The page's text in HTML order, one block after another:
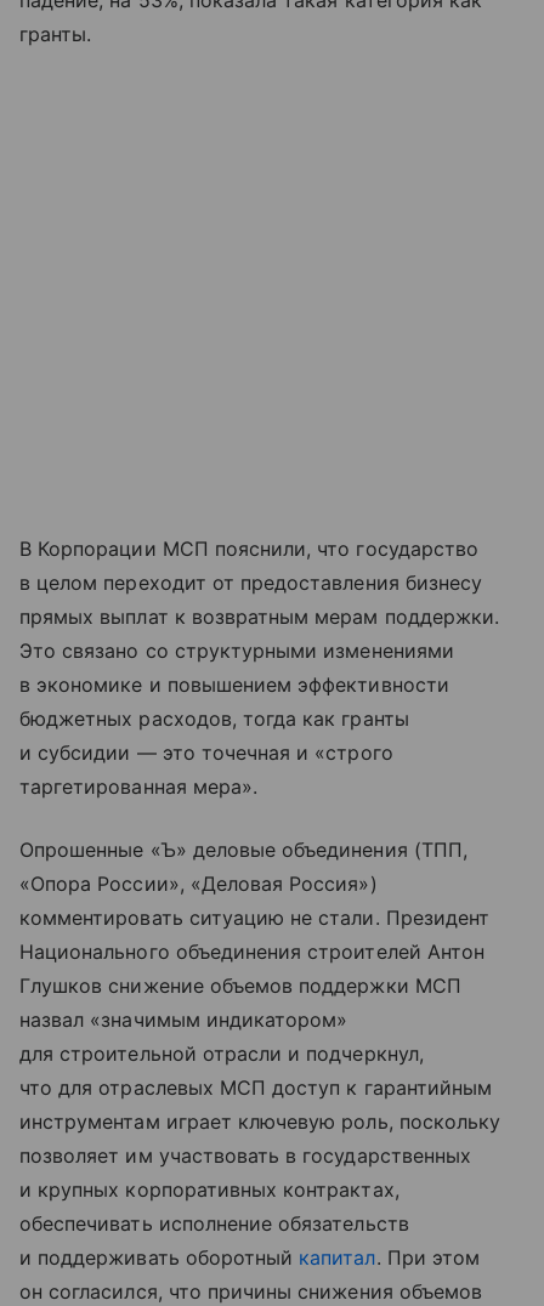
гранты.
В Корпорации МСП пояснили, что государство
в целом переходит от предоставления бизнесу
прямых выплат к возвратным мерам поддержки.
Это связано со структурными изменениями
в экономике и повышением эффективности
бюджетных расходов, тогда как гранты
и субсидии — это точечная и «строго
таргетированная мера».
Опрошенные «Ъ» деловые объединения (ТПП,
«Опора России», «Деловая Россия»)
комментировать ситуацию не стали. Президент
Национального объединения строителей Антон
Глушков снижение объемов поддержки МСП
назвал «значимым индикатором»
для строительной отрасли и подчеркнул,
что для отраслевых МСП доступ к гарантийным
инструментам играет ключевую роль, поскольку
позволяет им участвовать в государственных
и крупных корпоративных контрактах,
обеспечивать исполнение обязательств
и поддерживать оборотный капитал. При этом
он согласился, что причины снижения объемов